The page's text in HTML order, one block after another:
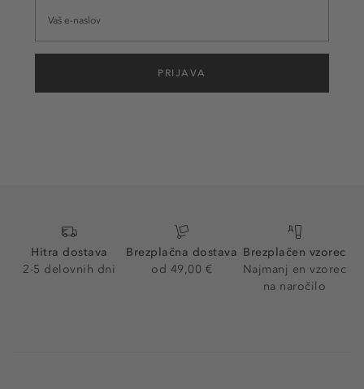
PRIJAVA
Hitra dostava
2-5 delovnih dni
Brezplačna dostava
od 49,00 €
Brezplačen vzorec
Najmanj en vzorec
na naročilo